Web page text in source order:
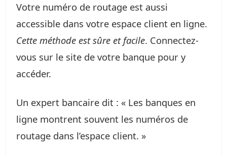
Votre numéro de routage est aussi
accessible dans votre espace client en ligne.
Cette méthode est sûre et facile. Connectez-
vous sur le site de votre banque pour y
accéder.
Un expert bancaire dit : « Les banques en
ligne montrent souvent les numéros de
routage dans l’espace client. »